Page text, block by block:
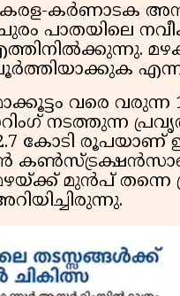
കർണാടക
ചുരം പാതയിലെ
വരെ വരുന്ന
നടത്തുന്ന
കോടി രൂപയാണ്
മുൻപ് തന്നെ